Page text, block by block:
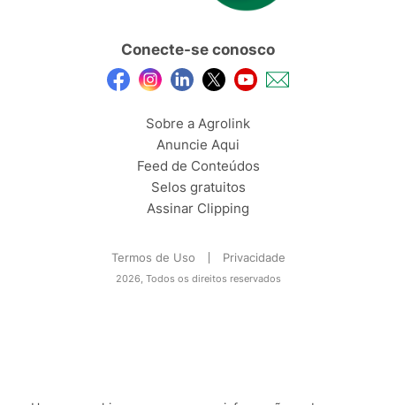
Conecte-se conosco
Sobre a Agrolink
Anuncie Aqui
Feed de Conteúdos
Selos gratuitos
Assinar Clipping
Termos de Uso Privacidade
2026, Todos os direitos reservados